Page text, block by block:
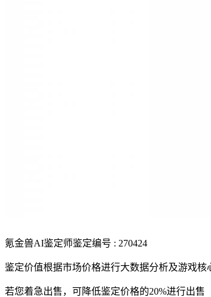
氪金兽AI鉴定师鉴定编号 : 270424
鉴定价值根据市场价格进行大数据分析及游戏核
若您着急出售，可降低鉴定价格的20%进行出售